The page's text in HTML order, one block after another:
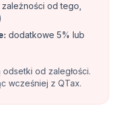
od tego,
: dodatkowe 5% lub
od zaległości.
wcześniej z QTax.